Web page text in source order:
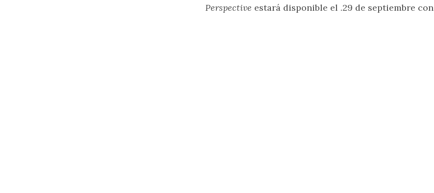
Perspective estará disponible el .29 de septiembre con